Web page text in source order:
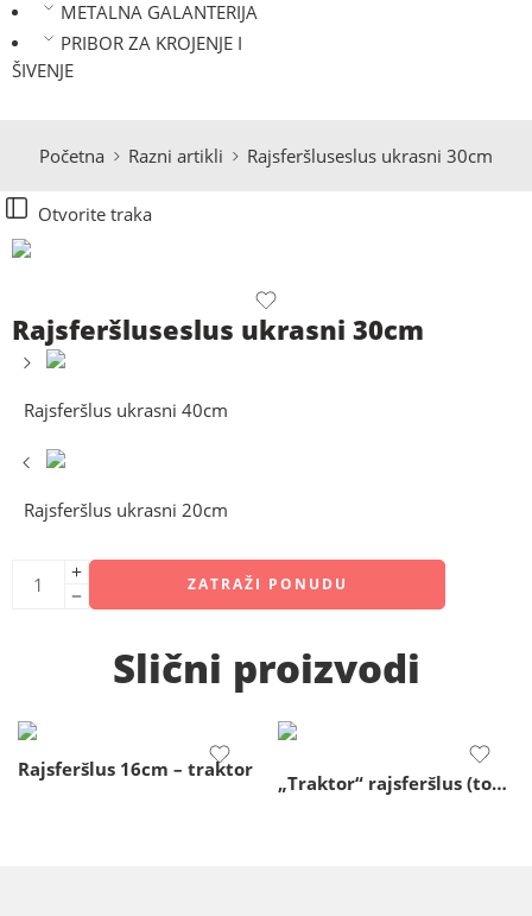
METALNA GALANTERIJA
PRIBOR ZA KROJENJE I
ŠIVENJE
Početna Razni artikli Rajsferšluseslus ukrasni 30cm
Otvorite traka
Rajsferšluseslus ukrasni 30cm
Rajsferšlus ukrasni 40cm
Rajsferšlus ukrasni 20cm
ZATRAŽI PONUDU
Slični proizvodi
Rajsferšlus 16cm – traktor
„Traktor“ rajsferšlus (ton-ton) – 20cm